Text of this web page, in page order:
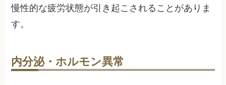
慢性的な疲労状態が引き起こされることがありま
す。
内分泌・ホルモン異常